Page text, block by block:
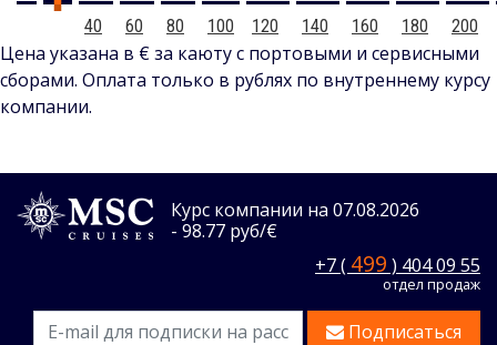
40 60 80 100 120 140 160 180 200
Цена указана в € за каюту с портовыми и сервисными
сборами. Оплата только в рублях по внутреннему курсу
компании.
Курс компании на 07.08.2026
- 98.77 руб/€
+7 ( 499 ) 404 09 55
отдел продаж
Подписаться